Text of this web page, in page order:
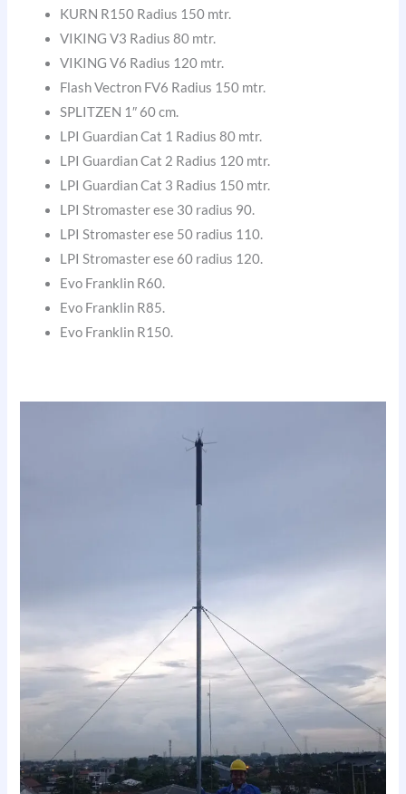
KURN R150 Radius 150 mtr.
VIKING V3 Radius 80 mtr.
VIKING V6 Radius 120 mtr.
Flash Vectron FV6 Radius 150 mtr.
SPLITZEN 1″ 60 cm.
LPI Guardian Cat 1 Radius 80 mtr.
LPI Guardian Cat 2 Radius 120 mtr.
LPI Guardian Cat 3 Radius 150 mtr.
LPI Stromaster ese 30 radius 90.
LPI Stromaster ese 50 radius 110.
LPI Stromaster ese 60 radius 120.
Evo Franklin R60.
Evo Franklin R85.
Evo Franklin R150.